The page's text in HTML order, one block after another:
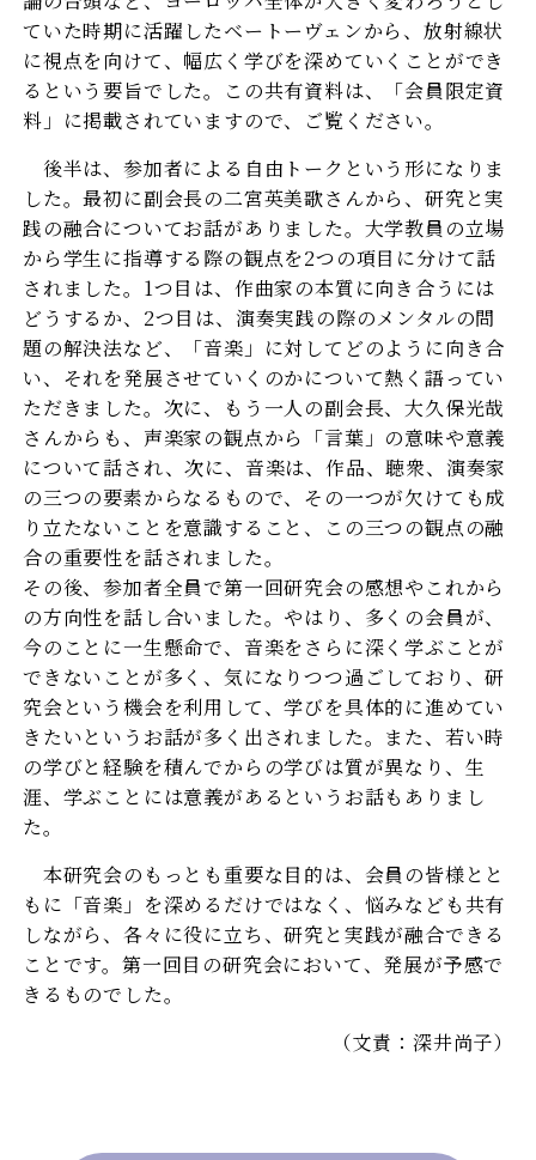
ていた時期に活躍したベートーヴェンから、放射線状
に視点を向けて、幅広く学びを深めていくことができ
るという要旨でした。この共有資料は、「会員限定資
料」に掲載されていますので、ご覧ください。
後半は、参加者による自由トークという形になりま
した。最初に副会長の二宮英美歌さんから、研究と実
践の融合についてお話がありました。大学教員の立場
から学生に指導する際の観点を2つの項目に分けて話
されました。1つ目は、作曲家の本質に向き合うには
どうするか、2つ目は、演奏実践の際のメンタルの問
題の解決法など、「音楽」に対してどのように向き合
い、それを発展させていくのかについて熱く語ってい
ただきました。次に、もう一人の副会長、大久保光哉
さんからも、声楽家の観点から「言葉」の意味や意義
について話され、次に、音楽は、作品、聴衆、演奏家
の三つの要素からなるもので、その一つが欠けても成
り立たないことを意識すること、この三つの観点の融
合の重要性を話されました。
その後、参加者全員で第一回研究会の感想やこれから
の方向性を話し合いました。やはり、多くの会員が、
今のことに一生懸命で、音楽をさらに深く学ぶことが
できないことが多く、気になりつつ過ごしており、研
究会という機会を利用して、学びを具体的に進めてい
きたいというお話が多く出されました。また、若い時
の学びと経験を積んでからの学びは質が異なり、生
涯、学ぶことには意義があるというお話もありまし
た。
本研究会のもっとも重要な目的は、会員の皆様とと
もに「音楽」を深めるだけではなく、悩みなども共有
しながら、各々に役に立ち、研究と実践が融合できる
ことです。第一回目の研究会において、発展が予感で
きるものでした。
（文責：深井尚子）